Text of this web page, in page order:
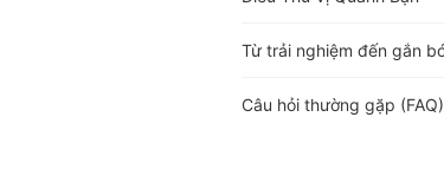
Từ trải nghiệm đến gắn
Câu hỏi thường gặp (FAQ)